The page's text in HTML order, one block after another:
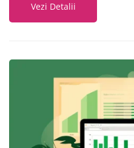
Vezi Detalii